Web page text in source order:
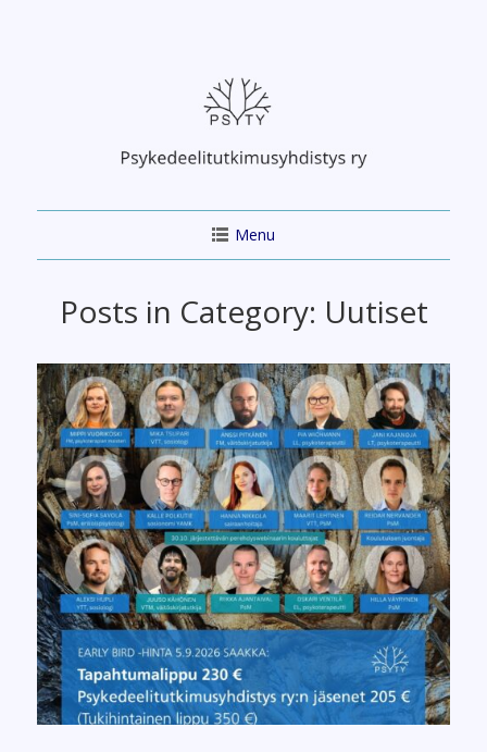
Menu
Posts in Category: Uutiset